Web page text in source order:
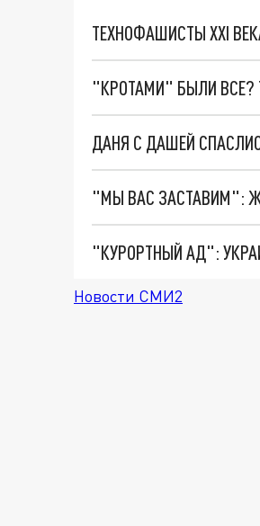
ТЕХНОФАШИСТЫ XXI
"КРОТАМИ" БЫЛИ ВСЕ?
ДАНЯ С ДАШЕЙ
"КУРОРТНЫЙ АД":
Новости СМИ2